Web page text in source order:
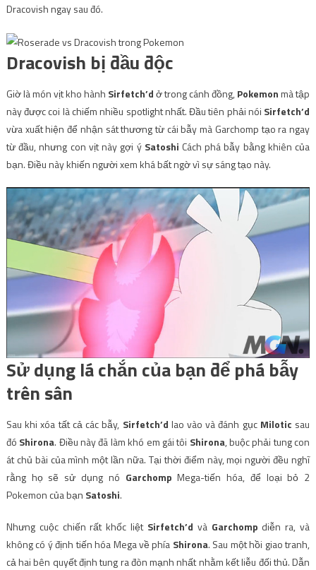
Dracovish ngay sau đó.
Dracovish bị đầu độc
Giờ là món vịt kho hành Sirfetch’dở trong cánh đồng,Pokemonmà tập
này được coi là chiếm nhiều spotlight nhất. Đầu tiên phải nói Sirfetch’d
vừa xuất hiện để nhận sát thương từ cái bẫy mà Garchomp tạo ra ngay
từ đầu, nhưng con vịt này gợi ý Satoshi Cách phá bẫy bằng khiên của
bạn. Điều này khiến người xem khá bất ngờ vì sự sáng tạo này.
Sử dụng lá chắn của bạn để phá bẫy
trên sân
Sau khi xóa tất cả các bẫy, Sirfetch’d lao vào và đánh gục Milotic sau
đó Shirona. Điều này đã làm khó em gái tôi Shirona, buộc phải tung con
át chủ bài của mình một lần nữa. Tại thời điểm này, mọi người đều nghĩ
rằng họ sẽ sử dụng nó Garchomp Mega-tiến hóa, để loại bỏ 2
Pokemon của bạn Satoshi.
Nhưng cuộc chiến rất khốc liệt Sirfetch’d và Garchomp diễn ra, và
không có ý định tiến hóa Mega về phía Shirona. Sau một hồi giao tranh,
cả hai bên quyết định tung ra đòn mạnh nhất nhằm kết liễu đối thủ. Dẫn